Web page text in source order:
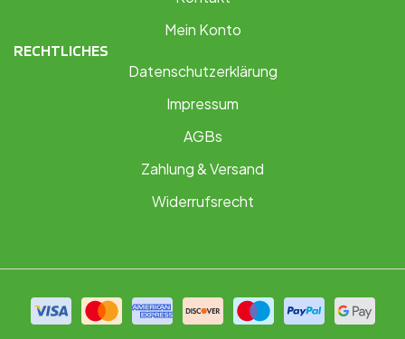
Mein Konto
RECHTLICHES
Datenschutzerklärung
Impressum
AGBs
Zahlung & Versand
Widerrufsrecht